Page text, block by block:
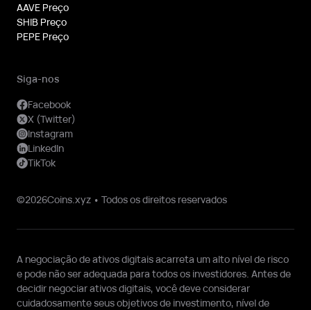
AAVE Preço
SHIB Preço
PEPE Preço
©2026Coins.xyz • Todos os direitos reservados
Siga-nos
Facebook
X (Twitter)
Instagram
LinkedIn
TikTok
A negociação de ativos digitais acarreta um alto nível de risco
e pode não ser adequada para todos os investidores. Antes de
decidir negociar ativos digitais, você deve considerar
cuidadosamente seus objetivos de investimento, nível de